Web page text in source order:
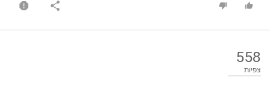
558
צפיות